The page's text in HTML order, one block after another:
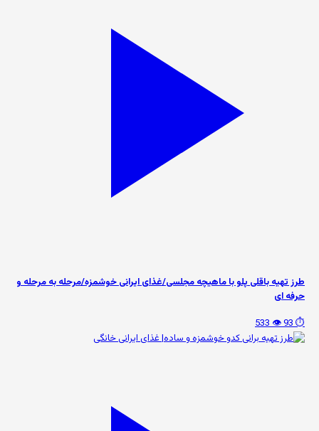
طرز تهیه باقلی پلو با ماهیچه مجلسی/غذای ایرانی خوشمزه/مرحله به مرحله و
حرفه ای
⏱️ 93
👁️ 533